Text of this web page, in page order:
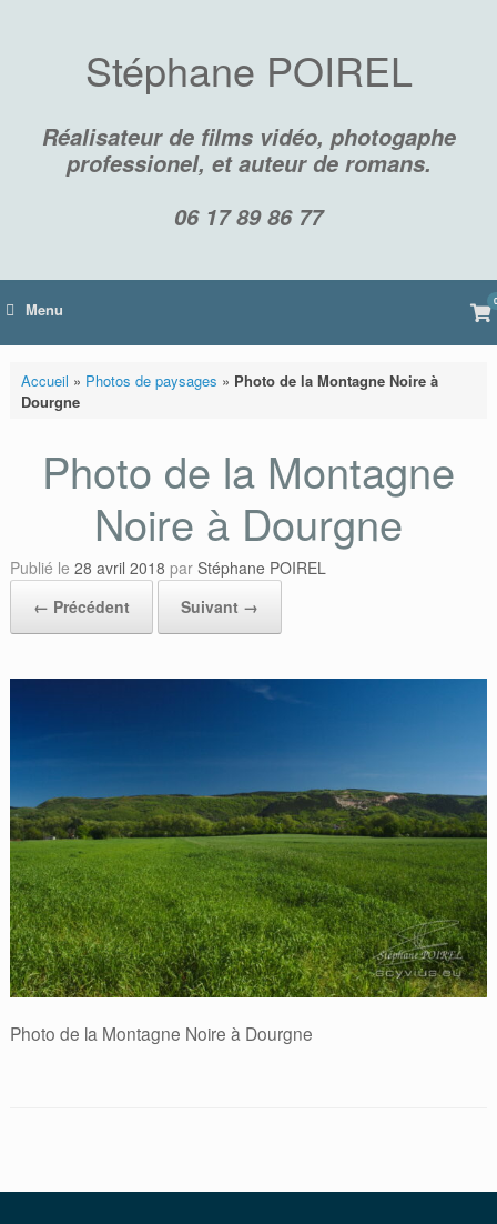
Stéphane POIREL
Réalisateur de films vidéo, photogaphe
professionel, et auteur de romans.
06 17 89 86 77
Menu 0
Accueil » Photos de paysages » Photo de la Montagne Noire à
Dourgne
Photo de la Montagne
Noire à Dourgne
Publié le 28 avril 2018 par Stéphane POIREL
← Précédent
Suivant →
Photo de la Montagne Noire à Dourgne